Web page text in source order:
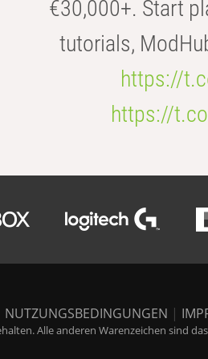
€30,000+. Start
tutorials,
https://
https://
NUTZUNGSBEDINGUNGEN |
Alle anderen Warenzeichen sind